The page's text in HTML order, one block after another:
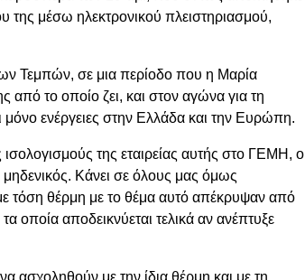
μέσω ηλεκτρονικού πλειστηριασμού,
Τεμπών, σε μια περίοδο που η Μαρία
από το οποίο ζει, και στον αγώνα για τη
μόνο ενέργειες στην Ελλάδα και την Ευρώπη.
της εταιρείας αυτής στο ΓΕΜΗ, ο
μηδενικός. Κάνει σε όλους μας όμως
τόση θέρμη με το θέμα αυτό απέκρυψαν από
οποία αποδεικνύεται τελικά αν ανέπτυξε